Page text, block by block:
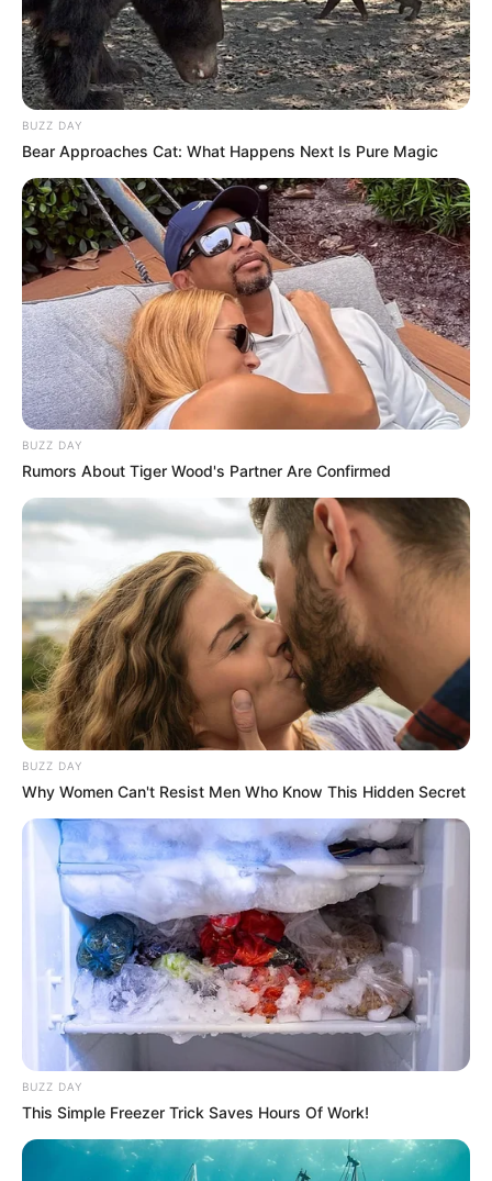
BUZZ DAY
Bear Approaches Cat: What Happens Next Is Pure Magic
BUZZ DAY
Rumors About Tiger Wood's Partner Are Confirmed
BUZZ DAY
Why Women Can't Resist Men Who Know This Hidden Secret
BUZZ DAY
This Simple Freezer Trick Saves Hours Of Work!